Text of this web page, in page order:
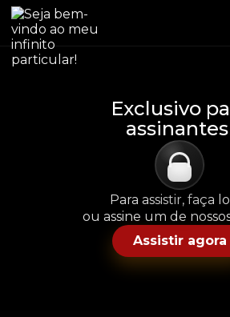
Exclusivo
Para assistir, faça
ou assine um de
Assistir agora